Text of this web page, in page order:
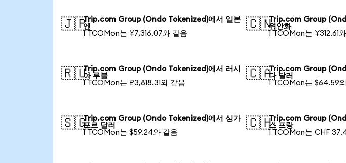
🇯🇵Trip.com Group (Ondo Tokenized)에서 일본
엔
1 TCOMon는 ¥7,316.07와 같음
🇨🇳Trip.com Group
위안화
1 TCOMon는 ¥312.61
🇷🇺Trip.com Group (Ondo Tokenized)에서 러시
아 루블
1 TCOMon는 ₽3,818.31와 같음
🇨🇦Trip.com Group
다 달러
1 TCOMon는 $64.59
🇸🇬Trip.com Group (Ondo Tokenized)에서 싱가
포르 달러
1 TCOMon는 $59.24와 같음
🇨🇭Trip.com Group
스 프랑
1 TCOMon는 CHF